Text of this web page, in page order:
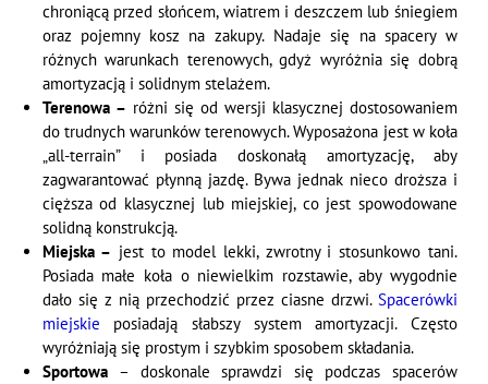
chroniącą przed słońcem, wiatrem i deszczem lub śniegiem
oraz pojemny kosz na zakupy. Nadaje się na spacery w
różnych warunkach terenowych, gdyż wyróżnia się dobrą
amortyzacją i solidnym stelażem.
Terenowa – różni się od wersji klasycznej dostosowaniem
do trudnych warunków terenowych. Wyposażona jest w koła
„all-terrain” i posiada doskonałą amortyzację, aby
zagwarantować płynną jazdę. Bywa jednak nieco droższa i
cięższa od klasycznej lub miejskiej, co jest spowodowane
solidną konstrukcją.
Miejska – jest to model lekki, zwrotny i stosunkowo tani.
Posiada małe koła o niewielkim rozstawie, aby wygodnie
dało się z nią przechodzić przez ciasne drzwi. Spacerówki
miejskie posiadają słabszy system amortyzacji. Często
wyróżniają się prostym i szybkim sposobem składania.
Sportowa – doskonale sprawdzi się podczas spacerów